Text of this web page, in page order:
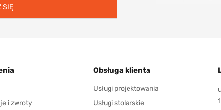
i zwroty
Obsługa klienta
Usługi projektowania
Usługi stolarskie